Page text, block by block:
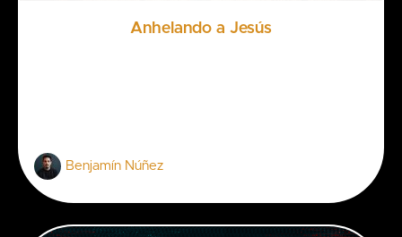
Anhelando a Jesús
Benjamín Núñez